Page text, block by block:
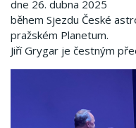
dne 26. dubna 2025
během Sjezdu České
pražském Planetum.
Jiří Grygar je čestným